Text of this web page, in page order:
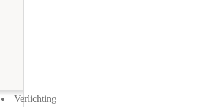
Verlichting